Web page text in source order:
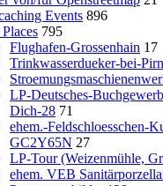
Events 896
795
Flughafen-Grossenhain 17
Trinkwasserdueker-bei-
LP-Deutsches-
Dich-28 71
ehem.-Feldschloesschen-
GC2Y65N 27
LP-Tour (Weizenmühle,
ehem. VEB